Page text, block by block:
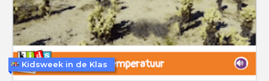
Kidsweek in de Klas